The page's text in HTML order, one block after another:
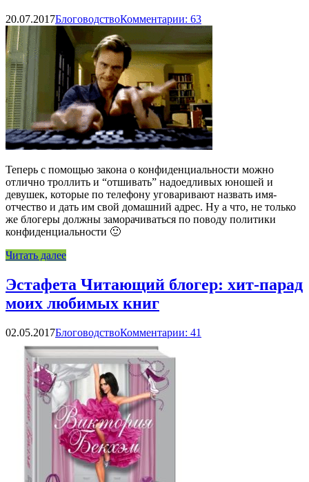
20.07.2017БлоговодствоКомментарии: 63
Теперь с помощью закона о конфиденциальности можно
отлично троллить и “отшивать” надоедливых юношей и
девушек, которые по телефону уговаривают назвать имя-
отчество и дать им свой домашний адрес. Ну а что, не только
же блогеры должны заморачиваться по поводу политики
конфиденциальности 🙂
Читать далее
Эстафета Читающий блогер: хит-парад
моих любимых книг
02.05.2017БлоговодствоКомментарии: 41